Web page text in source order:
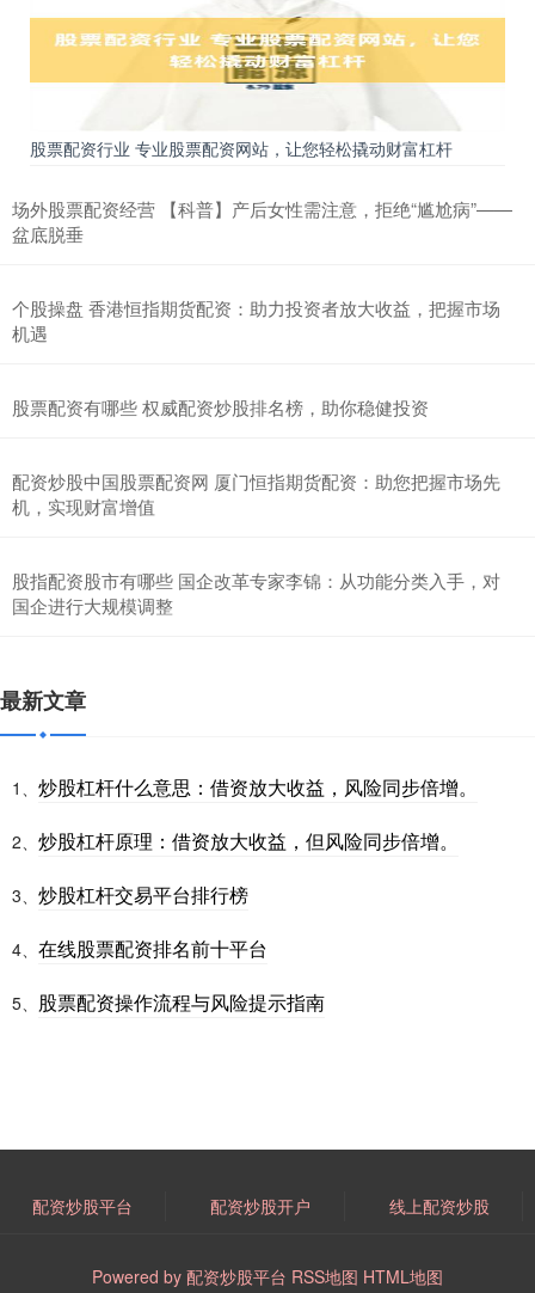
股票配资行业 专业股票配资网站，让您轻松撬动财富杠杆
场外股票配资经营 【科普】产后女性需注意，拒绝“尴尬病”——
盆底脱垂
个股操盘 香港恒指期货配资：助力投资者放大收益，把握市场
机遇
股票配资有哪些 权威配资炒股排名榜，助你稳健投资
配资炒股中国股票配资网 厦门恒指期货配资：助您把握市场先
机，实现财富增值
股指配资股市有哪些 国企改革专家李锦：从功能分类入手，对
国企进行大规模调整
最新文章
1、 炒股杠杆什么意思：借资放大收益，风险同步倍增。
2、 炒股杠杆原理：借资放大收益，但风险同步倍增。
3、 炒股杠杆交易平台排行榜
4、 在线股票配资排名前十平台
5、 股票配资操作流程与风险提示指南
配资炒股平台 配资炒股开户 线上配资炒股
Powered by 配资炒股平台 RSS地图 HTML地图